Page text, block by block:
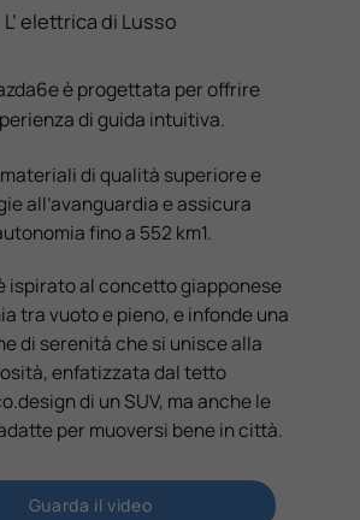
L’ elettrica di Lusso
è progettata per offrire
di guida intuitiva.
di qualità superiore e
all’avanguardia e assicura
fino a 552 km1.
ispirato al concetto giapponese
tra vuoto e pieno, e infonde una
di serenità che si unisce alla
enfatizzata dal tetto
di un SUV, ma anche le
per muoversi bene in città.
Guarda il video